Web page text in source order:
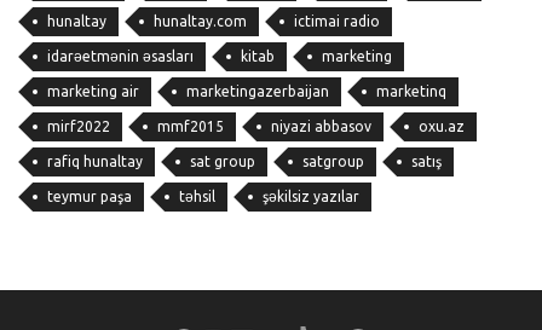
hunaltay hunaltay.com ictimai radio
idarəetmənin əsasları kitab marketing
marketing air marketingazerbaijan marketinq
mirf2022 mmf2015 niyazi abbasov oxu.az
rafiq hunaltay sat group satgroup satış
teymur paşa təhsil şəkilsiz yazılar